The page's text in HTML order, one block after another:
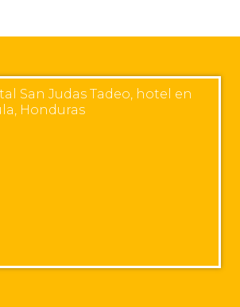
San Judas Tadeo, hotel en
Honduras